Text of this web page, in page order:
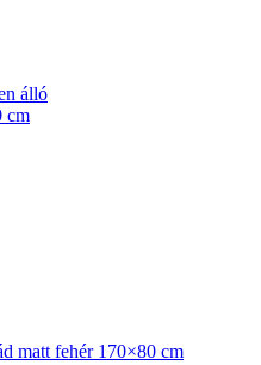
matt fehér 170×80 cm